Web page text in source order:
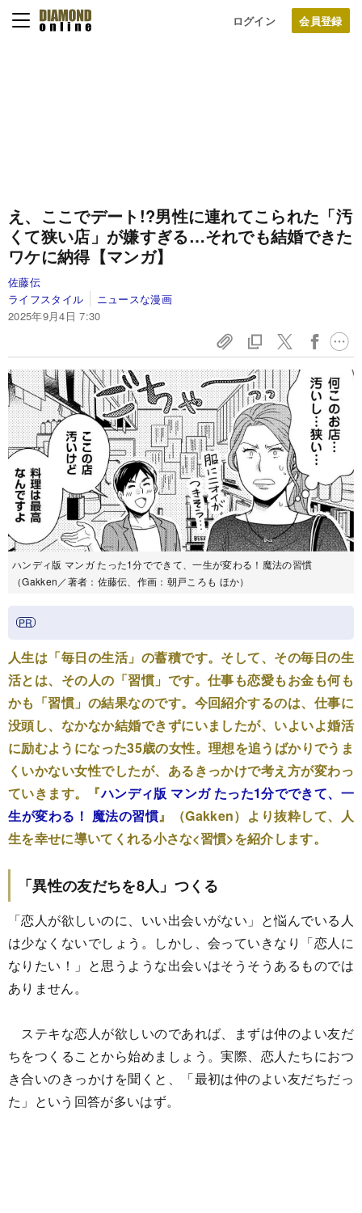
ログイン
え、ここでデート!?男性に連れてこられた「汚
くて狭い店」が嫌すぎる…それでも結婚できた
ワケに納得【マンガ】
佐藤伝
ライフスタイル
ニュースな漫画
2025年9月4日 7:30
ハンディ版 マンガ たった1分でできて、一生が変わる！魔法の習慣
（Gakken／著者：佐藤伝、作画：朝戸ころも ほか）
人生は「毎日の生活」の蓄積です。そして、その毎日の生
活とは、その人の「習慣」です。仕事も恋愛もお金も何も
かも「習慣」の結果なのです。今回紹介するのは、仕事に
没頭し、なかなか結婚できずにいましたが、いよいよ婚活
に励むようになった35歳の女性。理想を追うばかりでうま
くいかない女性でしたが、あるきっかけで考え方が変わっ
ていきます。『ハンディ版 マンガ たった1分でできて、一
生が変わる！ 魔法の習慣』（Gakken）より抜粋して、人
生を幸せに導いてくれる小さな<習慣>を紹介します。
「異性の友だちを8人」つくる
「恋人が欲しいのに、いい出会いがない」と悩んでいる人
は少なくないでしょう。しかし、会っていきなり「恋人に
なりたい！」と思うような出会いはそうそうあるものでは
ありません。
ステキな恋人が欲しいのであれば、まずは仲のよい友だ
ちをつくることから始めましょう。実際、恋人たちにおつ
き合いのきっかけを聞くと、「最初は仲のよい友だちだっ
た」という回答が多いはず。